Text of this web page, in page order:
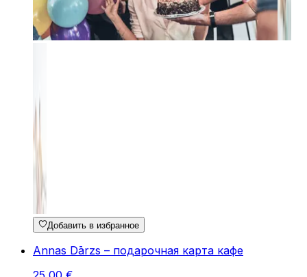
Добавить в избранное
Annas Dārzs – подарочная карта кафе